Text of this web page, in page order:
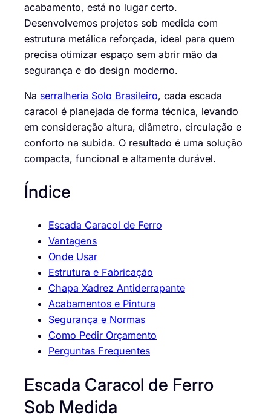
acabamento, está no lugar certo.
Desenvolvemos projetos sob medida com
estrutura metálica reforçada, ideal para quem
precisa otimizar espaço sem abrir mão da
segurança e do design moderno.
Na serralheria Solo Brasileiro, cada escada
caracol é planejada de forma técnica, levando
em consideração altura, diâmetro, circulação e
conforto na subida. O resultado é uma solução
compacta, funcional e altamente durável.
Índice
Escada Caracol de Ferro
Vantagens
Onde Usar
Estrutura e Fabricação
Chapa Xadrez Antiderrapante
Acabamentos e Pintura
Segurança e Normas
Como Pedir Orçamento
Perguntas Frequentes
Escada Caracol de Ferro
Sob Medida